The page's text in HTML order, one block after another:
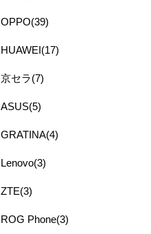
OPPO(39)
HUAWEI(17)
京セラ(7)
ASUS(5)
GRATINA(4)
Lenovo(3)
ZTE(3)
ROG Phone(3)